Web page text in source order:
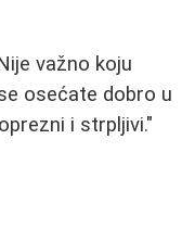
važno koju
osećate dobro u
i strpljivi."